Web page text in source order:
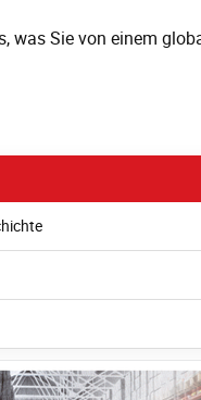
was Sie von einem